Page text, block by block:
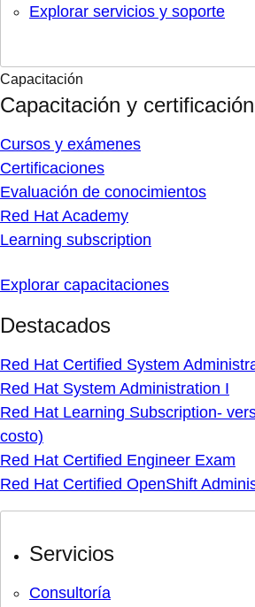
Explorar servicios y soporte
Capacitación
Capacitación y certificación
Cursos y exámenes
Certificaciones
Evaluación de conocimientos
Red Hat Academy
Learning subscription
Explorar capacitaciones
Destacados
Red Hat Certified System
Red Hat System Administration I
Red Hat Learning Subscription-
costo)
Red Hat Certified Engineer Exam
Red Hat Certified OpenShift
Servicios
Consultoría